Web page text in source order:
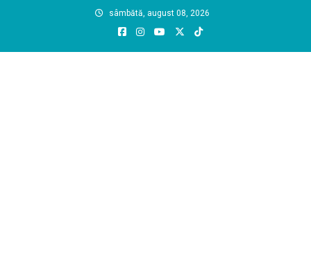
sâmbătă, august 08, 2026